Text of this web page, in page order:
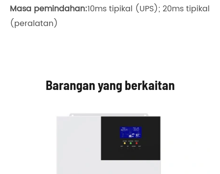
Masa pemindahan:10ms tipikal (UPS); 20ms tipikal
(peralatan)
Barangan yang berkaitan